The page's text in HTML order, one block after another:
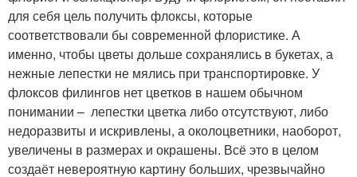
для себя цель получить флоксы, которые
соответствовали бы современной флористике. А
именно, чтобы цветы дольше сохранялись в букетах, а
нежные лепестки не мялись при транспортировке. У
флоксов филингов нет цветков в нашем обычном
понимании – лепестки цветка либо отсутствуют, либо
недоразвиты и искривлены, а околоцветники, наоборот,
увеличены в размерах и окрашены. Всё это в целом
создаёт невероятную картину больших, чрезвычайно